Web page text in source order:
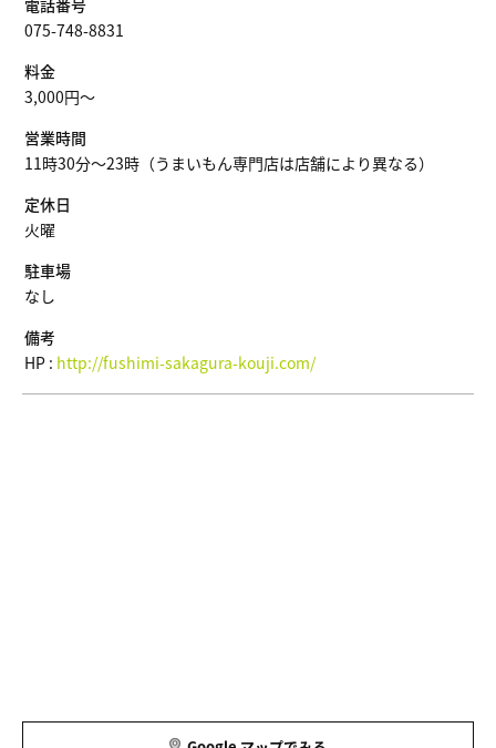
電話番号
075-748-8831
料金
3,000円～
営業時間
11時30分～23時（うまいもん専門店は店舗により異なる）
定休日
火曜
駐車場
なし
備考
HP : http://fushimi-sakagura-kouji.com/